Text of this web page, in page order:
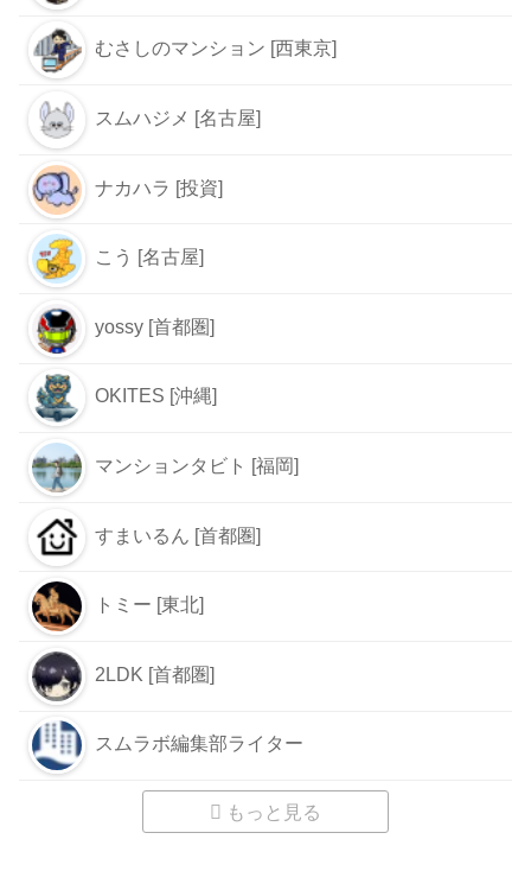
むさしのマンション [西東京]
スムハジメ [名古屋]
ナカハラ [投資]
こう [名古屋]
yossy [首都圏]
OKITES [沖縄]
マンションタビト [福岡]
すまいるん [首都圏]
トミー [東北]
2LDK [首都圏]
スムラボ編集部ライター
もっと見る